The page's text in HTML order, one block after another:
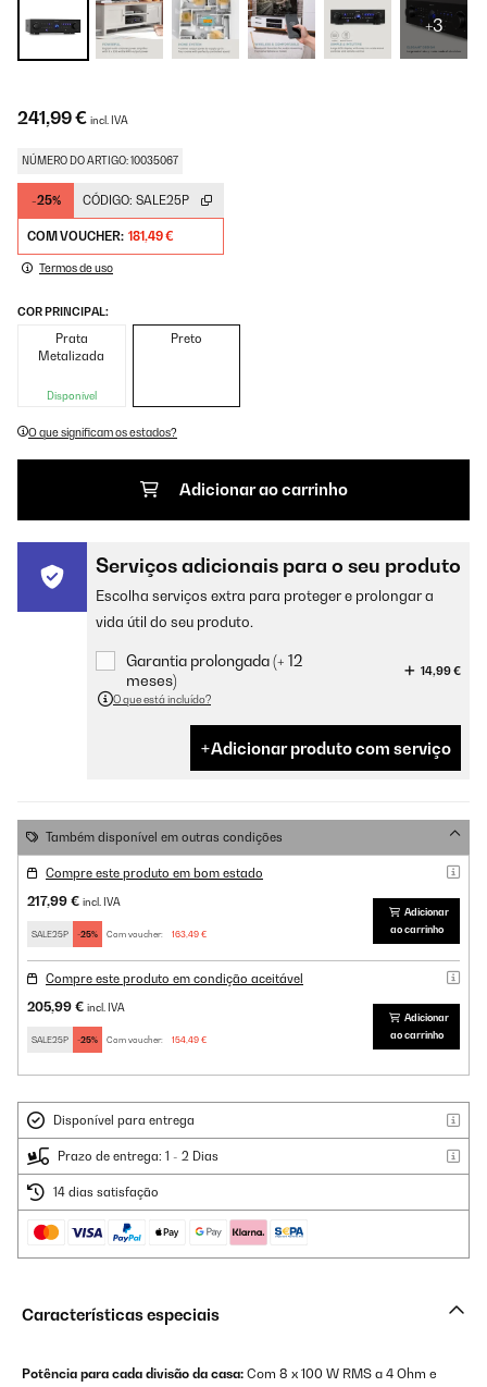
+3
241,99 € incl. IVA
NÚMERO DO ARTIGO: 10035067
-25% CÓDIGO: SALE25P
COM VOUCHER: 181,49 €
Termos de uso
COR PRINCIPAL:
Prata
Metalizada
Disponível
Preto
O que significam os estados?
Adicionar ao carrinho
Serviços adicionais para o seu produto
Escolha serviços extra para proteger e prolongar a
vida útil do seu produto.
Garantia prolongada (+ 12
meses)
14,99 €
O que está incluído?
Adicionar produto com serviço
Também disponível em outras condições
Compre este produto em bom estado
217,99 € incl. IVA
SALE25P -25% Com voucher: 163,49 €
Adicionar
ao carrinho
Compre este produto em condição aceitável
205,99 € incl. IVA
SALE25P -25% Com voucher: 154,49 €
Adicionar
ao carrinho
Disponível para entrega
Prazo de entrega: 1 - 2 Dias
14 dias satisfação
Características especiais
Potência para cada divisão da casa: Com 8 x 100 W RMS a 4 Ohm e